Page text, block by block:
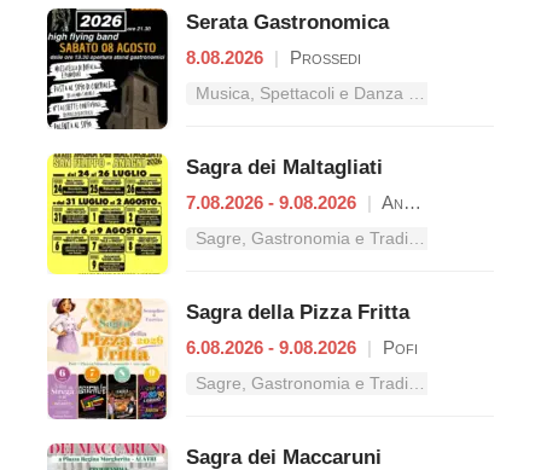
Serata Gastronomica
8.08.2026 | Prossedi
Sagra dei Maltagliati
7.08.2026 - 9.08.2026 | Anagni
Sagra della Pizza Fritta
6.08.2026 - 9.08.2026 | Pofi
Sagra dei Maccaruni